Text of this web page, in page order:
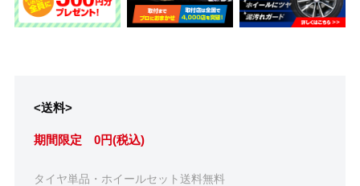
<送料>
期間限定 0円(税込)
タイヤ単品・ホイールセット送料無料